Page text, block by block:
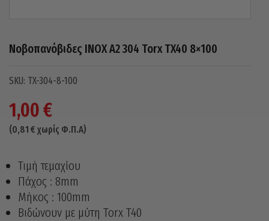
Νοβοπανόβιδες INOX A2 304 Torx TX40 8×100
TX-304-8-100
1,00€
(0,81 € χωρίς Φ.Π.Α)
Τιμή τεμαχίου
Πάχος : 8mm
Μήκος : 100mm
Βιδώνουν με μύτη Torx T40